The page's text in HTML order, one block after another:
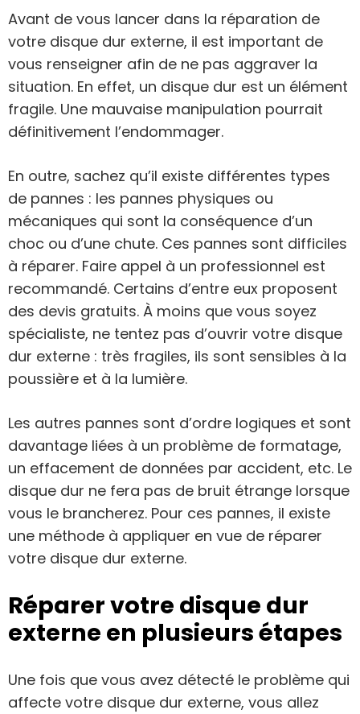
Avant de vous lancer dans la réparation de
votre disque dur externe, il est important de
vous renseigner afin de ne pas aggraver la
situation. En effet, un disque dur est un élément
fragile. Une mauvaise manipulation pourrait
définitivement l’endommager.
En outre, sachez qu’il existe différentes types
de pannes : les pannes physiques ou
mécaniques qui sont la conséquence d’un
choc ou d’une chute. Ces pannes sont difficiles
à réparer. Faire appel à un professionnel est
recommandé. Certains d’entre eux proposent
des devis gratuits. À moins que vous soyez
spécialiste, ne tentez pas d’ouvrir votre disque
dur externe : très fragiles, ils sont sensibles à la
poussière et à la lumière.
Les autres pannes sont d’ordre logiques et sont
davantage liées à un problème de formatage,
un effacement de données par accident, etc. Le
disque dur ne fera pas de bruit étrange lorsque
vous le brancherez. Pour ces pannes, il existe
une méthode à appliquer en vue de réparer
votre disque dur externe.
Réparer votre disque dur
externe en plusieurs étapes
Une fois que vous avez détecté le problème qui
affecte votre disque dur externe, vous allez